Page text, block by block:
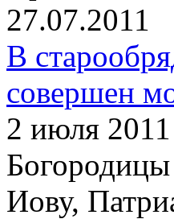
27.07.2011
В
совершен
2 июля
Богородицы
Иову,